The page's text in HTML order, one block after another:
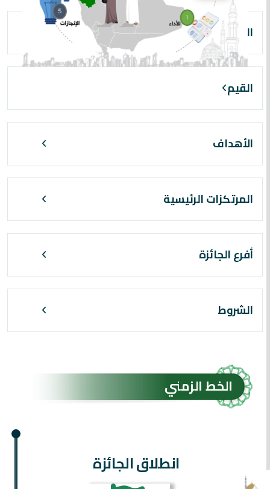
الرسالة
القيم
الأهداف
المرتكزات الرئيسية
أفرع الجائزة
الشروط
الخط الزمني
انطلاق الجائزة